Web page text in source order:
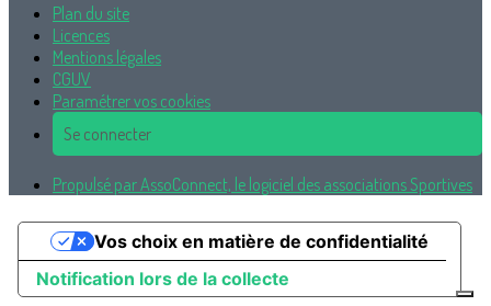
Plan du site
Licences
Mentions légales
CGUV
Paramétrer vos cookies
Se connecter
Propulsé par AssoConnect, le logiciel des associations Sportives
Notification lors de la collecte
Vos choix en matière de confidentialité